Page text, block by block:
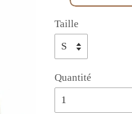
Taille
Quantité